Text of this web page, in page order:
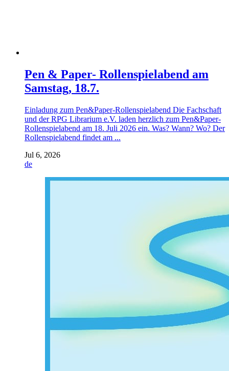
Pen & Paper- Rollenspielabend am
Samstag, 18.7.
Einladung zum Pen&Paper-Rollenspielabend Die Fachschaft
und der RPG Librarium e.V. laden herzlich zum Pen&Paper-
Rollenspielabend am 18. Juli 2026 ein. Was? Wann? Wo? Der
Rollenspielabend findet am ...
Jul 6, 2026
de